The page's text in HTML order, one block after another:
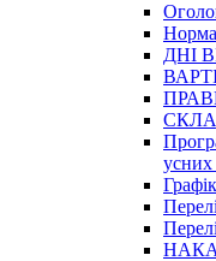
ДНІ
усних